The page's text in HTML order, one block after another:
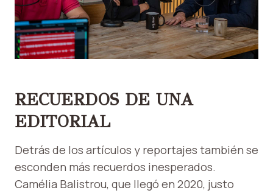
RECUERDOS DE UNA
EDITORIAL
Detrás de los artículos y reportajes también se
esconden más recuerdos inesperados.
Camélia Balistrou, que llegó en 2020, justo